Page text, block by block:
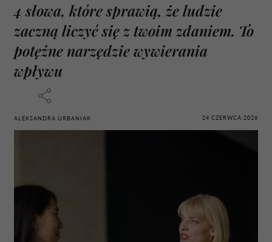
4 słowa, które sprawią, że ludzie
zaczną liczyć się z twoim zdaniem. To
potężne narzędzie wywierania
wpływu
ALEKSANDRA URBANIAK 24 CZERWCA 2026